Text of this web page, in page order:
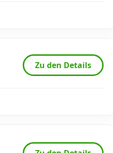
Zu den Details